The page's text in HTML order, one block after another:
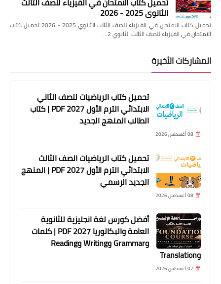
الثانوي 2025 - 2026
تحميل كتاب الامتحان في الفيزياء للصف الثالث الثانوي 2025 - 2026 تحميل كتاب
الامتحان في الفيزياء للصف الثالث الثانوي 2…
المشاركات الأخيرة
تحميل كتاب الرياضيات للصف الثاني
الابتدائي الترم الأول 2027 PDF | كتاب
الطالب المنهج الجديد
08 أغسطس 2026
تحميل كتاب الرياضيات الصف الثالث
الابتدائي الترم الأول 2027 PDF | المنهج
الجديد الرسمي
08 أغسطس 2026
أفضل كورس لغة انجليزية للثانوية
العامة والبكالوريا 2027 PDF | كلمات
وGrammar وWriting وReading
وTranslation
07 أغسطس 2026